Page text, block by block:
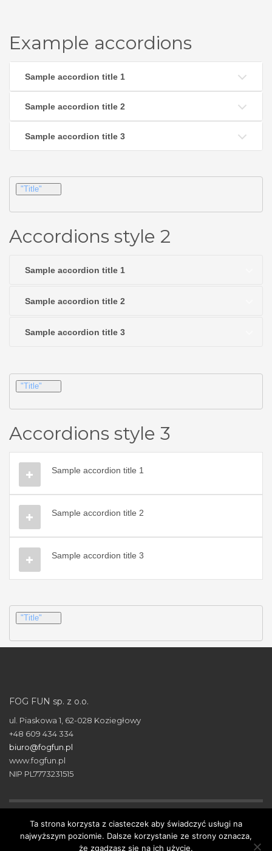
Example accordions
Sample accordion title 1
Sample accordion title 2
Sample accordion title 3
"Title"
Accordions style 2
Sample accordion title 1
Sample accordion title 2
Sample accordion title 3
"Title"
Accordions style 3
Sample accordion title 1
Sample accordion title 2
Sample accordion title 3
"Title"
FOG FUN sp. z o.o.
ul. Piaskowa 1, 62-028 Koziegłowy
+48 609 434 334
biuro@fogfun.pl
www.fogfun.pl
NIP PL7773231515
© 2018 FOG FUN. All Rights Reserved.
® Znak towarowy FOG FUN został zarejestrowany w
Ta strona korzysta z ciasteczek aby świadczyć usługi na
najwyższym poziomie. Dalsze korzystanie ze strony oznacza,
że zgadzasz się na ich użycie.